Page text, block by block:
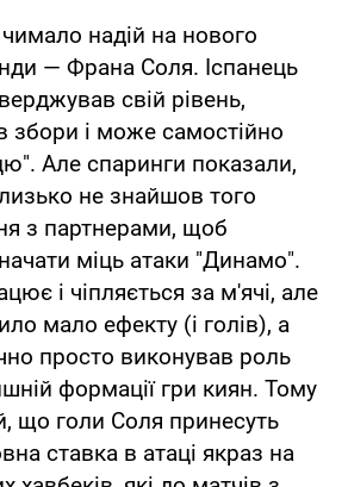
надій на нового
— Франа Соля. Іспанець
свій рівень,
збори і може самостійно
Але спаринги показали,
не знайшов того
з партнерами, щоб
міць атаки "Динамо".
і чіпляється за м'ячі, але
мало ефекту (і голів), а
просто виконував роль
формації гри киян. Тому
що голи Соля принесуть
ставка в атаці якраз на